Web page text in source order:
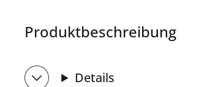
Produktbeschreibung
Details